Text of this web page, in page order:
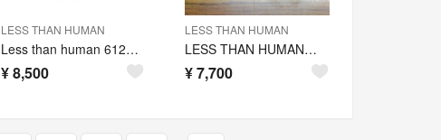
LESS THAN HUMAN
Less than human 612no-0 col.195M サングラス
¥8,500
LESS THAN HUMAN
LESS THAN HUMAN ウルトラマン バルタン レスザンヒューマン
¥7,700